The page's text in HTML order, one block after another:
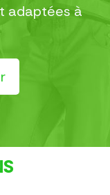
adaptées à